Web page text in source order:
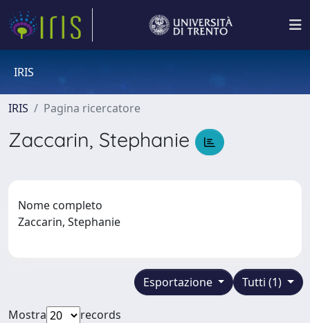
IRIS
IRIS Pagina ricercatore
Zaccarin, Stephanie
Nome completo
Zaccarin, Stephanie
Tutti (1)
Esportazione
Mostra
records